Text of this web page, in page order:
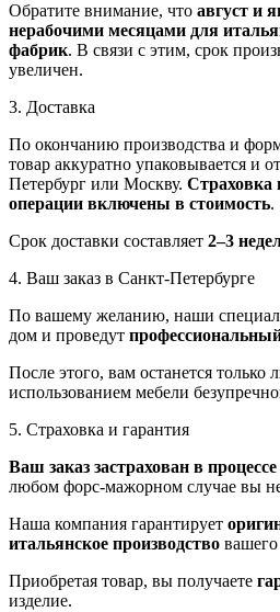
Обратите внимание, что август и
нерабочими месяцами для
фабрик. В связи с этим, срок
увеличен.
3. Доставка
По окончанию производства и
товар аккуратно упаковывается и
Петербург или Москву. Страховка
операции включены в стоимость.
Срок доставки составляет 2–3
4. Ваш заказ в Санкт-Петербурге
По вашему желанию, наши
дом и проведут
После этого, вам останется только
использованием мебели
5. Страховка и гарантия
Ваш заказ застрахован в
любом форс-мажорном случае вы не
Наша компания гарантирует
итальянское производство вашего
Приобретая товар, вы получаете
изделие.